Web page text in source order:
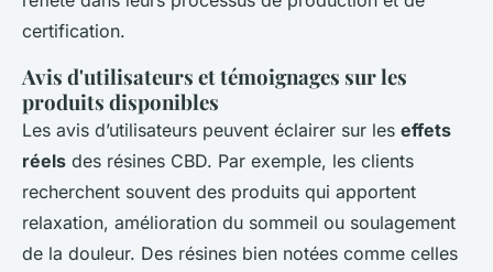
certification.
Avis d'utilisateurs et témoignages sur les
produits disponibles
Les avis d’utilisateurs peuvent éclairer sur les effets
réels des résines CBD. Par exemple, les clients
recherchent souvent des produits qui apportent
relaxation, amélioration du sommeil ou soulagement
de la douleur. Des résines bien notées comme celles